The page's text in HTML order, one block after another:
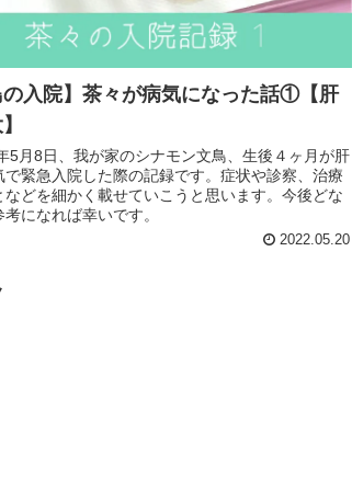
の入院】茶々が病気になった話①【肝
5月8日、我が家のシナモン文鳥、生後４ヶ月が肝
で緊急入院した際の記録です。症状や診察、治療
などを細かく載せていこうと思います。今後どな
になれば幸いです。
2022.05.20